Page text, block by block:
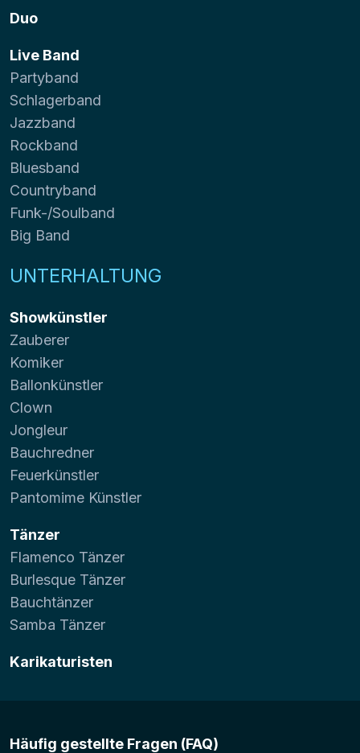
Duo
Live Band
Partyband
Schlagerband
Jazzband
Rockband
Bluesband
Countryband
Funk-/Soulband
Big Band
UNTERHALTUNG
Showkünstler
Zauberer
Komiker
Ballonkünstler
Clown
Jongleur
Bauchredner
Feuerkünstler
Pantomime Künstler
Tänzer
Flamenco Tänzer
Burlesque Tänzer
Bauchtänzer
Samba Tänzer
Karikaturisten
Häufig gestellte Fragen (FAQ)